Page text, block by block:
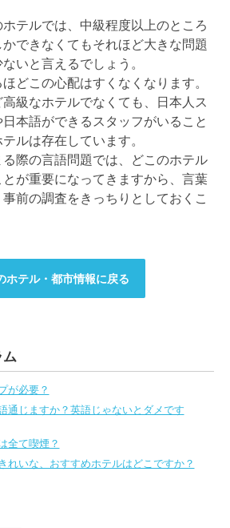
テルでは、中級程度以上のところ
できなくてもそれほど大きな問題
いと言えるでしょう。
どこの心配はすくなくなります。
級なホテルでなくても、日本人ス
本語ができるスタッフがいること
ルは存在しています。
際の言語問題では、どこのホテル
が重要になってきますから、言葉
前の調査をきっちりとしておくこ
ホテル・都市情報に戻る
ム
が必要？
通じますか？英語じゃないとダメです
全て喫煙？
れいな、おすすめホテルはどこですか？